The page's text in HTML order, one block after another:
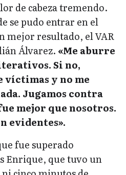
de cabeza tremendo.
se pudo entrar en el
mejor resultado, el VAR
Álvarez. «Me aburre
Si no,
víctimas y no me
Jugamos contra
mejor que nosotros.
evidentes».
fue superado
Enrique, que tuvo un